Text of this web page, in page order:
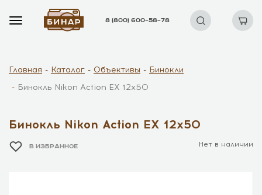
8 (800) 600–58–78
Главная Каталог Объективы
Бинокли
Бинокль Nikon Action EX 12x50
Бинокль Nikon Action EX 12x50
В ИЗБРАННОЕ Нет в наличии